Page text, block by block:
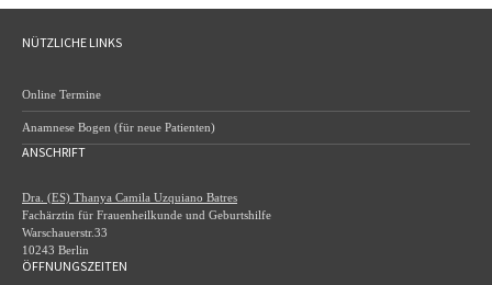
NÜTZLICHE LINKS
Online Termine
Anamnese Bogen (für neue Patienten)
ANSCHRIFT
Dra. (ES) Thanya Camila Uzquiano Batres
Fachärztin für Frauenheilkunde und Geburtshilfe
Warschauerstr.33
10243 Berlin
ÖFFNUNGSZEITEN